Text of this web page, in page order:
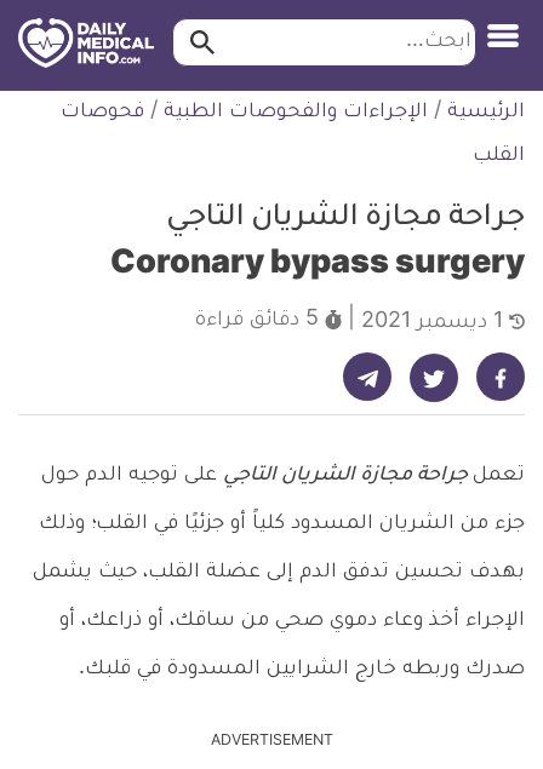
التخطي
للمحتوى
طبية
ابحث ابحث…
الرئيسية / الإجراءات والفحوصات الطبية / فحوصات
القلب
جراحة مجازة الشريان التاجي
Coronary bypass surgery
5 دقائق قراءة
شارك على فيسبوك - ديلي ميديكال انفو شارك على تويتر - ديلي ميديكال انفو شارك على تيليجرام - ديلي ميديكال انفو
تعمل جراحة مجازة الشريان التاجي على توجيه الدم حول
جزء من الشريان المسدود كلياً أو جزئيًا في القلب؛ وذلك
بهدف تحسين تدفق الدم إلى عضلة القلب، حيث يشمل
الإجراء أخذ وعاء دموي صحي من ساقك، أو ذراعك، أو
صدرك وربطه خارج الشرايين المسدودة في قلبك.
ADVERTISEMENT